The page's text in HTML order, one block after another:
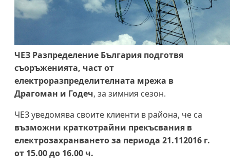
ЧЕЗ Разпределение България подготвя
съоръженията, част от
електроразпределителната мрежа в
Драгоман и Годеч, за зимния сезон.
ЧЕЗ уведомява своите клиенти в района, че са
възможни краткотрайни прекъсвания в
електрозахранването за периода 21.112016 г.
от 15.00 до 16.00 ч.